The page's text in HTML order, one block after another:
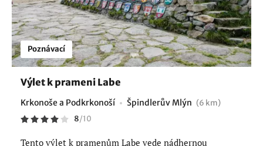
Poznávací
Výlet k prameni Labe
Krkonoše a Podkrkonoší Špindlerův Mlýn (6 km)
8/10
Tento výlet k pramenům Labe vede nádhernou